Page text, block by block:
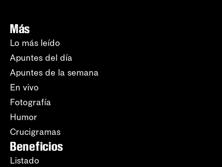
Más
Lo más leído
Apuntes del día
Apuntes de la semana
En vivo
Fotografía
Humor
Crucigramas
Beneficios
Listado